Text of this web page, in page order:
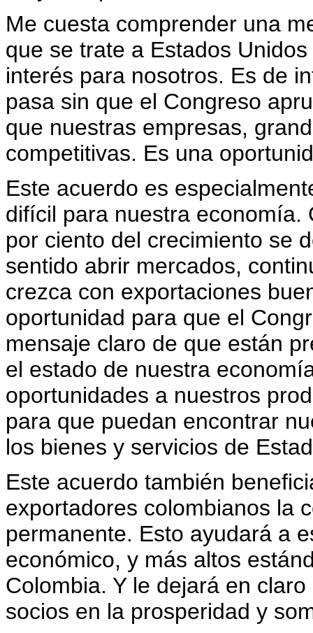
Me cuesta comprender una
que se trate a Estados
interés para nosotros. Es de
pasa sin que el Congreso
que nuestras empresas,
competitivas. Es una
Este acuerdo es
difícil para nuestra economía.
por ciento del crecimiento se
sentido abrir mercados,
crezca con exportaciones
oportunidad para que el
mensaje claro de que están
el estado de nuestra
oportunidades a nuestros
para que puedan encontrar
los bienes y servicios de
Este acuerdo también
exportadores colombianos la
permanente. Esto ayudará a
económico, y más altos
Colombia. Y le dejará en
socios en la prosperidad y